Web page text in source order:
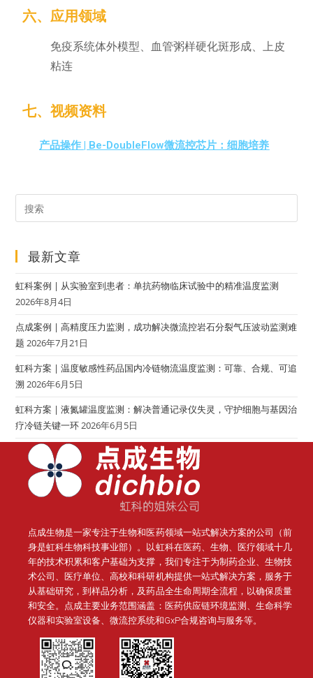
六、应用领域
免疫系统体外模型、血管粥样硬化斑形成、上皮
粘连
七、视频资料
产品操作 | Be-DoubleFlow微流控芯片：细胞培养
最新文章
虹科案例 | 从实验室到患者：单抗药物临床试验中的精准温度监测
2026年8月4日
点成案例 | 高精度压力监测，成功解决微流控岩石分裂气压波动监测难
题 2026年7月21日
虹科方案 | 温度敏感性药品国内冷链物流温度监测：可靠、合规、可追
溯 2026年6月5日
虹科方案 | 液氮罐温度监测：解决普通记录仪失灵，守护细胞与基因治
疗冷链关键一环2026年6月5日
点成生物是一家专注于生物和医药领域一站式解决方案的公司（前
身是虹科生物科技事业部）。
以虹科在医药、生物、医疗领域十几
年的技术积累和客户基础为支撑，我们专注于为制药企业、生物技
术公司、医疗单位、高校和科研机构提供一站式解决方案，服务于
从基础研究，到样品分析，及药品全生命周期全流程，以确保质量
和安全。点成主要业务范围涵盖：医药供应链环境监测、生命科学
仪器和实验室设备、微流控系统和GxP合规咨询与服务等。